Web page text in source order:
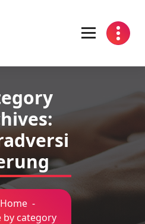
-
by category